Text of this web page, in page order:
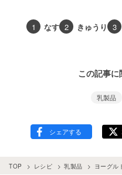
1 なす 2 きゅうり 3
この記事に
乳製品
TOP レシピ 乳製品 ヨーグル